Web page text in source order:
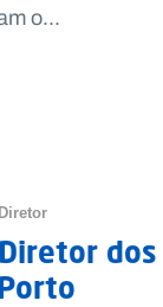
o...
Diretor
dos